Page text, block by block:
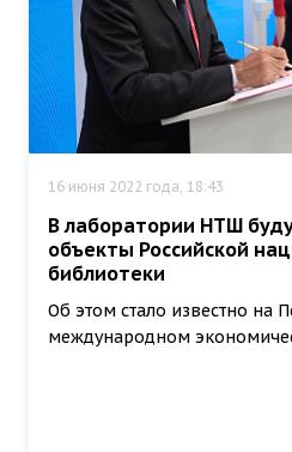
16 июня 2022 года, 18:43
В лаборатории НТШ
объекты Российской
библиотеки
Об этом стало известно на
международном